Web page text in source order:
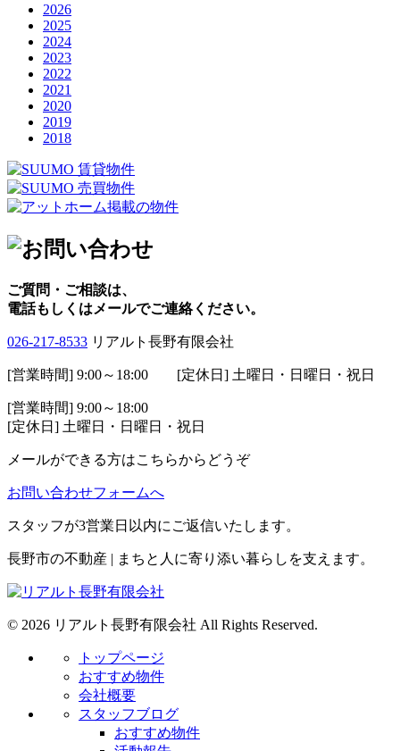
2026
2025
2024
2023
2022
2021
2020
2019
2018
ご質問・ご相談は、
電話もしくはメールでご連絡ください。
026-217-8533 リアルト長野有限会社
[営業時間] 9:00～18:00 [定休日] 土曜日・日曜日・祝日
[営業時間] 9:00～18:00
[定休日] 土曜日・日曜日・祝日
メールができる方はこちらからどうぞ
お問い合わせフォームへ
スタッフが3営業日以内にご返信いたします。
長野市の不動産 | まちと人に寄り添い暮らしを支えます。
© 2026 リアルト長野有限会社 All Rights Reserved.
トップページ
おすすめ物件
会社概要
スタッフブログ
おすすめ物件